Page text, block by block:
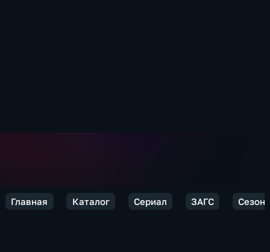
Главная Каталог Сериал ЗАГС Сезон